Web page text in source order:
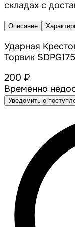
складах с
Описание
Ударная
Торвик
200 ₽
Временно
Уведомить о